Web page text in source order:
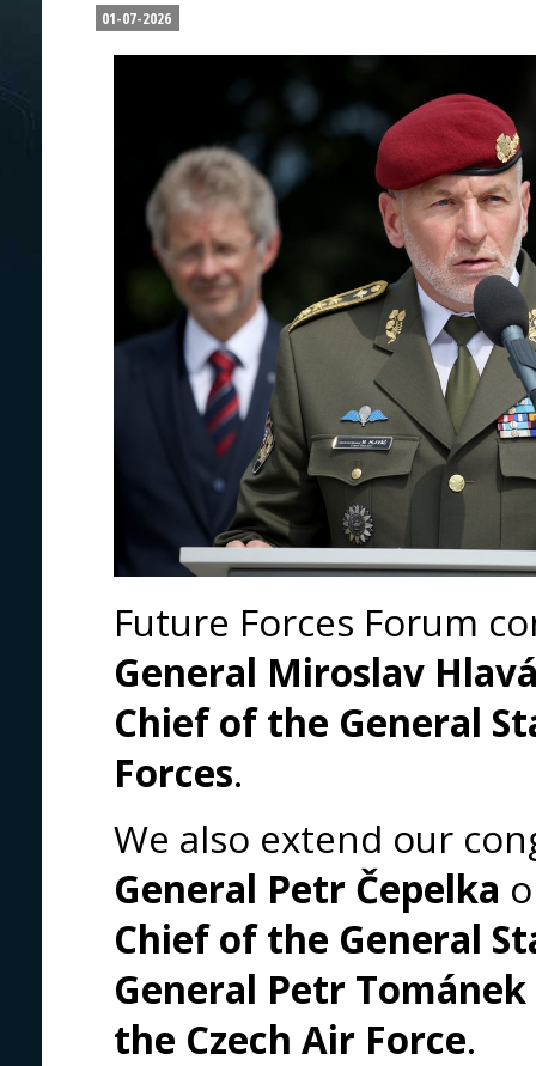
01-07-2026
Future Forces Forum
General Miroslav
Chief of the General
Forces.
We also extend our
General Petr Čepelka
Chief of the General
General Petr Tománek
the Czech Air Force.